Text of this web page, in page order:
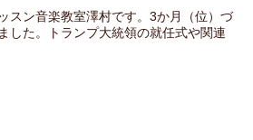
スン音楽教室澤村です。3か月（位）づ
した。トランプ大統領の就任式や関連